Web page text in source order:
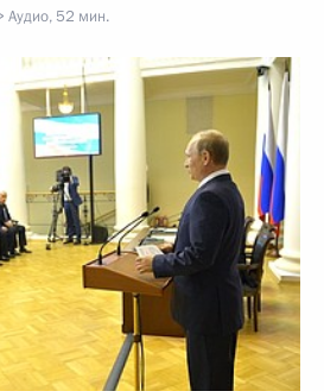
Аудио, 52 мин.